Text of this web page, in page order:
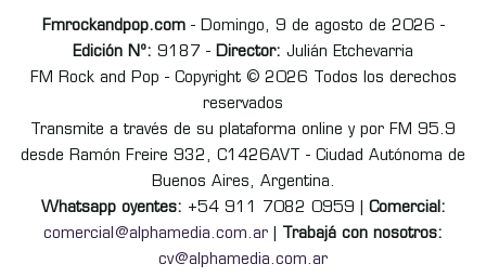
Fmrockandpop.com- Domingo, 9 de agosto de 2026 -
Edición Nº: 9187 - Director: Julián Etchevarria
FM Rock and Pop - Copyright © 2026 Todos los derechos
reservados
Transmite a través de su plataforma online y por FM 95.9
desde Ramón Freire 932, C1426AVT - Ciudad Autónoma de
Buenos Aires, Argentina.
Whatsapp oyentes: +54 911 7082 0959 | Comercial:
comercial@alphamedia.com.ar
Trabajá con nosotros:
cv@alphamedia.com.ar